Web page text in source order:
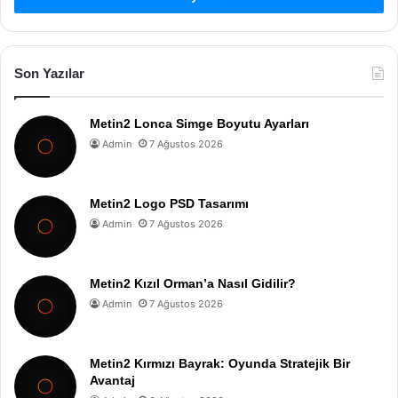
Son Yazılar
Metin2 Lonca Simge Boyutu Ayarları
Admin 7 Ağustos 2026
Metin2 Logo PSD Tasarımı
Admin 7 Ağustos 2026
Metin2 Kızıl Orman’a Nasıl Gidilir?
Admin 7 Ağustos 2026
Metin2 Kırmızı Bayrak: Oyunda Stratejik Bir
Avantaj